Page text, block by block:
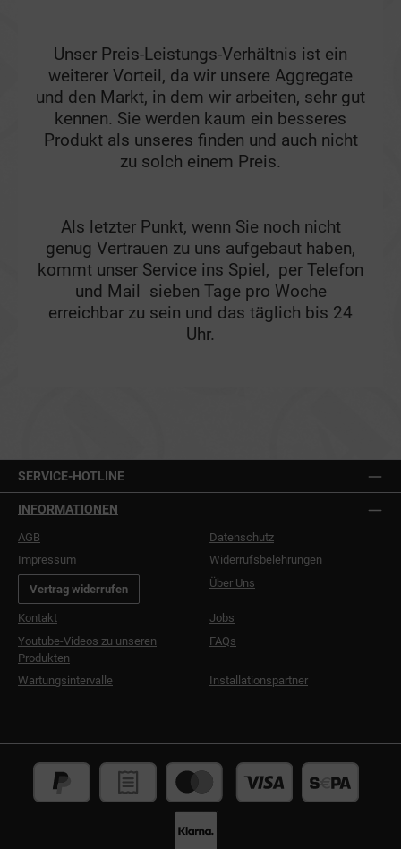
Unser Preis-Leistungs-Verhältnis ist ein
weiterer Vorteil, da wir unsere Aggregate
und den Markt, in dem wir arbeiten, sehr gut
kennen. Sie werden kaum ein besseres
Produkt als unseres finden und auch nicht
zu solch einem Preis.
Als letzter Punkt, wenn Sie noch nicht
genug Vertrauen zu uns aufgebaut haben,
kommt unser Service ins Spiel, per Telefon
und Mail sieben Tage pro Woche
erreichbar zu sein und das täglich bis 24
Uhr.
SERVICE-HOTLINE
INFORMATIONEN
AGB
Datenschutz
Impressum
Widerrufsbelehrungen
Vertrag widerrufen Über Uns
Kontakt
Jobs
Youtube-Videos zu unseren
Produkten
FAQs
Wartungsintervalle Installationspartner